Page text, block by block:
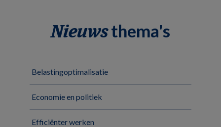
Nieuwsthema's
Belastingoptimalisatie
Economie en politiek
Efficiënter werken